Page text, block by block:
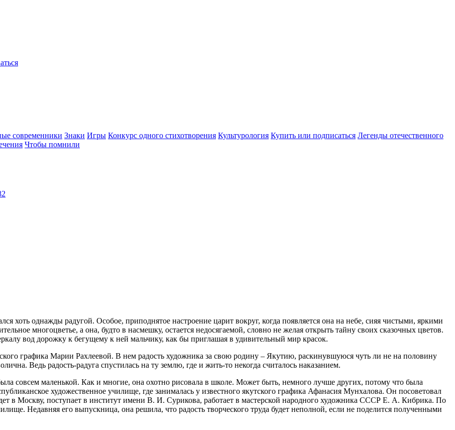
современники Знаки Игры Конкурс одного стихотворения Культурология Купить или подписаться Легенды отечественного
Чтобы помнили
хоть однажды радугой. Особое, приподнятое настроение царит вокруг, когда появляется она на небе, сияя чистыми, яркими
многоцветье, а она, будто в насмешку, остается недосягаемой, словно не желая открыть тайну своих сказочных цветов.
вод дорожку к бегущему к ней мальчику, как бы приглашая в удивительный мир красок.
графика Марии Рахлеевой. В нем радость художника за свою родину – Якутию, раскинувшуюся чуть ли не на половину
Ведь радость-радуга спустилась на ту землю, где и жить-то некогда считалось наказанием.
совсем маленькой. Как и многие, она охотно рисовала в школе. Может быть, немного лучше других, потому что была
художественное училище, где занималась у известного якутского графика Афанасия Мунхалова. Он посоветовал
в Москву, поступает в институт имени В. И. Сурикова, работает в мастерской народного художника СССР Е. А. Кибрика. По
Недавняя его выпускница, она решила, что радость творческого труда будет неполной, если не поделится полученными